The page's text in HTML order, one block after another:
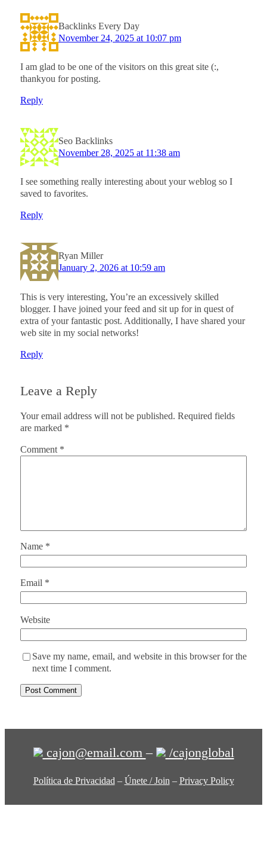
Backlinks Every Day
November 24, 2025 at 10:07 pm
I am glad to be one of the visitors on this great site (:,
thankyou for posting.
Reply
Seo Backlinks
November 28, 2025 at 11:38 am
I see something really interesting about your weblog so I
saved to favorites.
Reply
Ryan Miller
January 2, 2026 at 10:59 am
This is very interesting, You’re an excessively skilled
blogger. I have joined your feed and sit up for in quest of
extra of your fantastic post. Additionally, I have shared your
web site in my social networks!
Reply
Leave a Reply
Your email address will not be published. Required fields
are marked *
Comment *
Name *
Email *
Website
Save my name, email, and website in this browser for the
next time I comment.
cajon@email.com– /cajonglobal
Política de Privacidad – Únete / Join – Privacy Policy